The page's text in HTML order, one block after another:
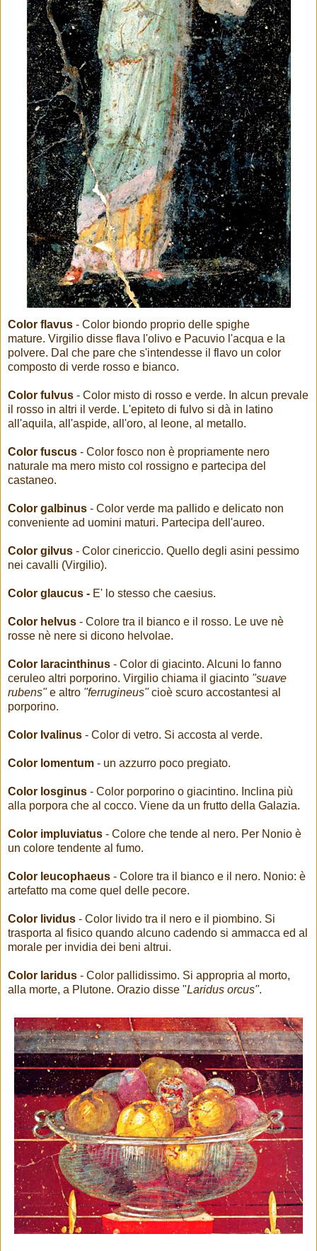
Color flavus - Color biondo proprio delle spighe
mature. Virgilio disse flava l'olivo e Pacuvio l'acqua e la
polvere. Dal che pare che s'intendesse il flavo un color
composto di verde rosso e bianco.
Color fulvus - Color misto di rosso e verde. In alcun prevale
il rosso in altri il verde. L'epiteto di fulvo si dà in latino
all'aquila, all'aspide, all'oro, al leone, al metallo.
Color fuscus - Color fosco non è propriamente nero
naturale ma mero misto col rossigno e partecipa del
castaneo.
Color galbinus - Color verde ma pallido e delicato non
conveniente ad uomini maturi. Partecipa dell'aureo.
Color gilvus - Color cinericcio. Quello degli asini pessimo
nei cavalli (Virgilio).
Color glaucus - E' lo stesso che caesius.
Color helvus - Colore tra il bianco e il rosso. Le uve nè
rosse nè nere si dicono helvolae.
Color laracinthinus - Color di giacinto. Alcuni lo fanno
ceruleo altri porporino. Virgilio chiama il giacinto "suave
rubens"e altro "ferrugineus"cioè scuro accostantesi al
porporino.
Color Ivalinus - Color di vetro. Si accosta al verde.
Color lomentum - un azzurro poco pregiato.
Color losginus - Color porporino o giacintino. Inclina più
alla porpora che al cocco. Viene da un frutto della Galazia.
Color impluviatus - Colore che tende al nero. Per Nonio è
un colore tendente al fumo.
Color leucophaeus - Colore tra il bianco e il nero. Nonio: è
artefatto ma come quel delle pecore.
Color lividus - Color livido tra il nero e il piombino. Si
trasporta al fisico quando alcuno cadendo si ammacca ed al
morale per invidia dei beni altrui.
Color laridus - Color pallidissimo. Si appropria al morto,
alla morte, a Plutone. Orazio disse "Laridus orcus".